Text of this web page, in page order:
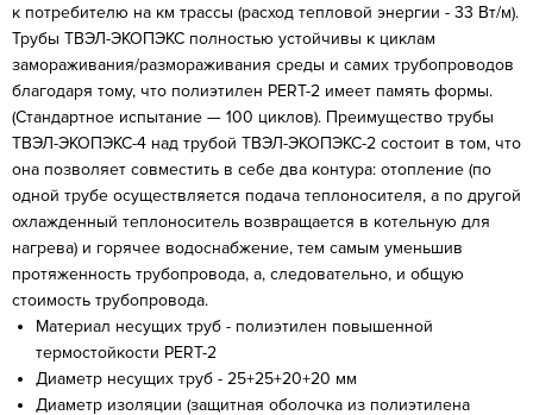
к потребителю на км трассы (расход тепловой энергии - 33 Вт/м).
Трубы ТВЭЛ-ЭКОПЭКС полностью устойчивы к циклам
замораживания/размораживания среды и самих трубопроводов
благодаря тому, что полиэтилен PERT-2 имеет память формы.
(Стандартное испытание — 100 циклов). Преимущество трубы
ТВЭЛ-ЭКОПЭКС-4 над трубой ТВЭЛ-ЭКОПЭКС-2 состоит в том, что
она позволяет совместить в себе два контура: отопление (по
одной трубе осуществляется подача теплоносителя, а по другой
охлажденный теплоноситель возвращается в котельную для
нагрева) и горячее водоснабжение, тем самым уменьшив
протяженность трубопровода, а, следовательно, и общую
стоимость трубопровода.
Материал несущих труб - полиэтилен повышенной
термостойкости PERT-2
Диаметр несущих труб - 25+25+20+20 мм
Диаметр изоляции (защитная оболочка из полиэтилена